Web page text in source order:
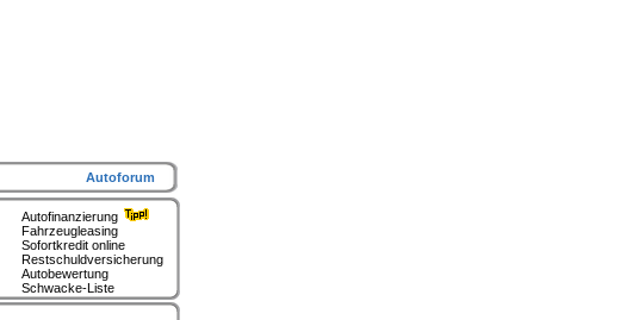
Autofinanzierung
Fahrzeugleasing
Sofortkredit online
Restschuldversicherung
Autobewertung
Schwacke-Liste
Autoforum